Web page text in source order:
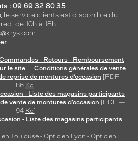
: 09 69 32 80 35
le service clients est disponible du
de 10h à 18h.
Commandes - Retours - Remboursement
le site
Conditions générales de vente
reprise de montures d’occasion [PDF —
86 Ko]
- Liste des magasins participants
vente de montures d’occasion [PDF —
94 Ko]
- Liste des magasins participants
Toulouse- Opticien Lyon - Opticien